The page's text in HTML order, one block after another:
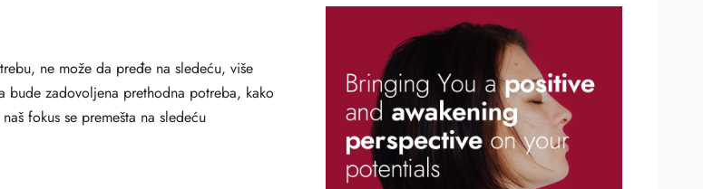
ne može da pređe na sledeću, više
bude zadovoljena prethodna potreba, kako
fokus se premešta na sledeću